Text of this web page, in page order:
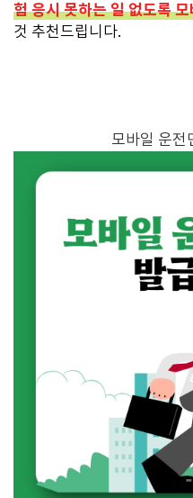
험 응시 못하는 일 없도록
것 추천드립니다.
모바일 운전